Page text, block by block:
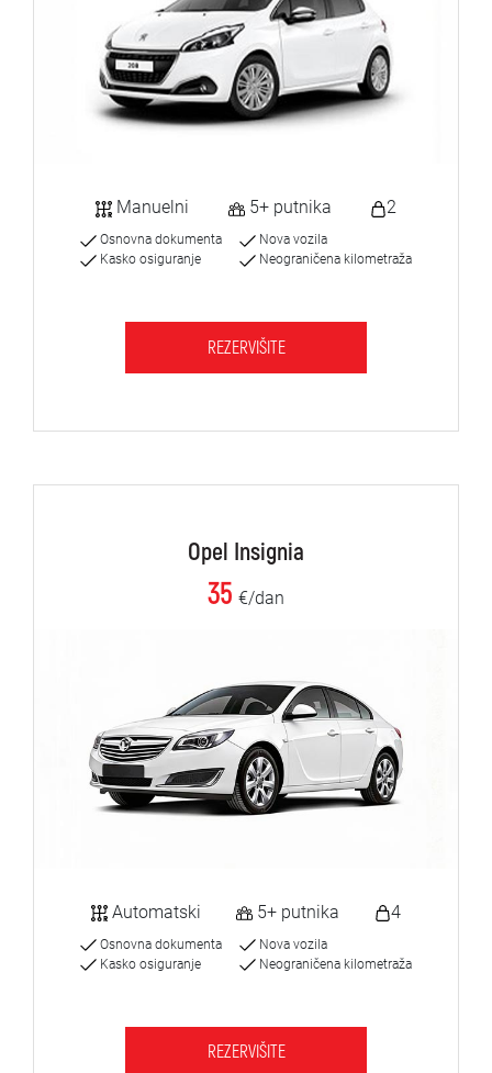
Manuelni 5+ putnika 2
Osnovna dokumenta
Kasko osiguranje
Nova vozila
Neograničena kilometraža
REZERVIŠITE
Opel Insignia
35 €/dan
Automatski 5+ putnika 4
Osnovna dokumenta
Kasko osiguranje
Nova vozila
Neograničena kilometraža
REZERVIŠITE